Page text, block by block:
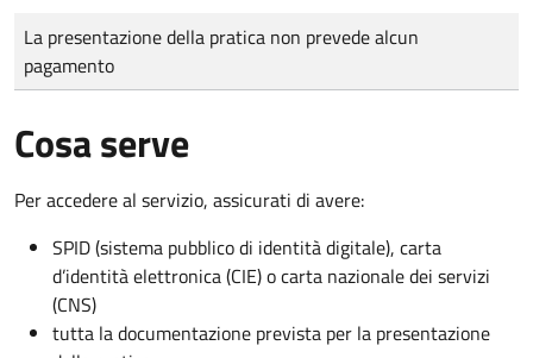
Tipo di pagamento
Importo
La presentazione della pratica non prevede alcun
pagamento
Cosa serve
Per accedere al servizio, assicurati di avere:
SPID (sistema pubblico di identità digitale), carta
d’identità elettronica (CIE) o carta nazionale dei servizi
(CNS)
tutta la documentazione prevista per la presentazione